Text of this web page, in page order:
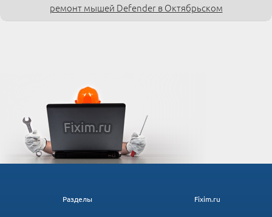
ремонт мышей Defender в Октябрьском
Fixim.ru
Разделы